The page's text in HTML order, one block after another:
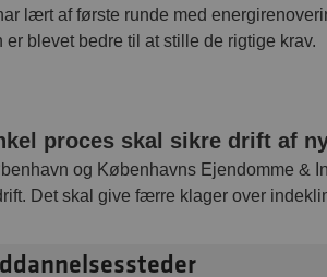
lært af første runde med
er blevet bedre til at stille de rigtige krav.
proces skal sikre drift af
og Københavns Ejendomme &
Det skal give færre klager over